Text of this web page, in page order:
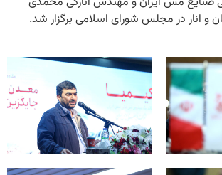
و انار در مجلس شورای اسلامی برگزار شد.